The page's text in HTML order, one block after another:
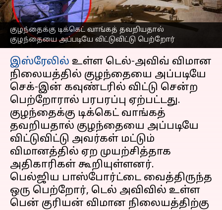
குழந்தைக்கு டிக்கெட் வாங்கத் தவறியதால்
குழந்தையை அப்படியே விட்டுவிட்டு பெற்றோர்
எழுதியவர் Sindhuja SM Feb 02, 2023 04:37 pm
செய்தி முன்னோட்டம்
இஸ்ரேலில் உள்ள டெல்-அவிவ் விமான
நிலையத்தில் குழந்தையை அப்படியே
செக்-இன் கவுண்டரில் விட்டு சென்ற
பெற்றோரால் பரபரப்பு ஏற்பட்டது.
குழந்தைக்கு டிக்கெட் வாங்கத்
தவறியதால் குழந்தையை அப்படியே
விட்டுவிட்டு அவர்கள் மட்டும்
விமானத்தில் ஏற முயற்சித்தாக
அதிகாரிகள் கூறியுள்ளனர்.
பெல்ஜிய பாஸ்போர்ட்டை வைத்திருந்த
ஒரு பெற்றோர், டெல் அவிவில் உள்ள
பென் குரியன் விமான நிலையத்திற்கு